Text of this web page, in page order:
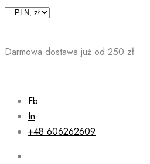
Skip
Darmowa dostawa już od 250 zł
Fb
In
+48 606262609